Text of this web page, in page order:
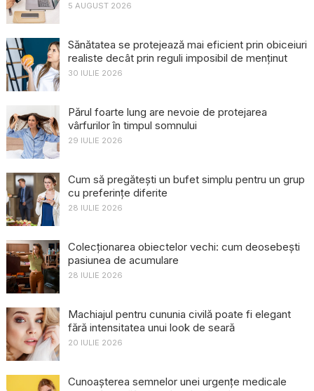
5 AUGUST 2026
Sănătatea se protejează mai eficient prin obiceiuri
realiste decât prin reguli imposibil de menținut
30 IULIE 2026
Părul foarte lung are nevoie de protejarea
vârfurilor în timpul somnului
29 IULIE 2026
Cum să pregătești un bufet simplu pentru un grup
cu preferințe diferite
28 IULIE 2026
Colecționarea obiectelor vechi: cum deosebești
pasiunea de acumulare
28 IULIE 2026
Machiajul pentru cununia civilă poate fi elegant
fără intensitatea unui look de seară
20 IULIE 2026
Cunoașterea semnelor unei urgențe medicale